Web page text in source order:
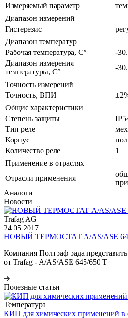
Измеряемый параметр
Диапазон измерений
Гистерезис
Диапазон температур
Рабочая температура, С°
-
Диапазон измерения
температуры, С°
-
Точность измерений
Точность, ВПИ
Общие характеристики
Степень защиты
Тип реле
Корпус
Количество реле
1
Применение в отраслях
Отрасли применения
Аналоги
Новости
Trafag AG —
24.05.2017
НОВЫЙ ТЕРМОСТАТ A/AS/ASE
Компания Полтраф рада
от Trafag - A/AS/ASE 645/650 T
Полезные статьи
Температура
КИП для химических применений в